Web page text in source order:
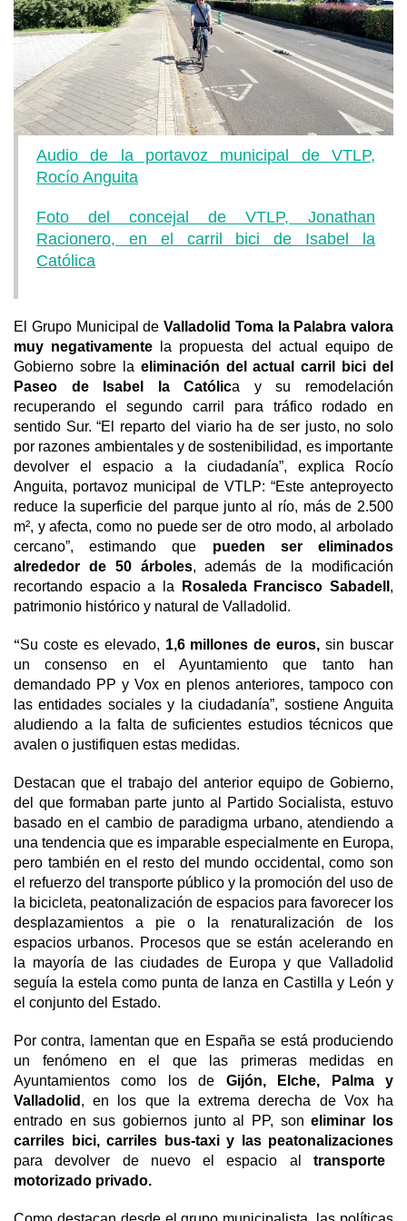
o
k
p
r
Audio de la portavoz municipal de VTLP,
Rocío Anguita
Foto del concejal de VTLP, Jonathan
Racionero, en el carril bici de Isabel la
Católica
El Grupo Municipal de Valladolid Toma la Palabra valora
muy negativamente la propuesta del actual equipo de
Gobierno sobre la eliminación del actual carril bici del
Paseo de Isabel la Católica y su remodelación
recuperando el segundo carril para tráfico rodado en
sentido Sur. “El reparto del viario ha de ser justo, no solo
por razones ambientales y de sostenibilidad, es importante
devolver el espacio a la ciudadanía”, explica Rocío
Anguita, portavoz municipal de VTLP: “Este anteproyecto
reduce la superficie del parque junto al río, más de 2.500
m², y afecta, como no puede ser de otro modo, al arbolado
cercano”, estimando que pueden ser eliminados
alrededor de 50 árboles, además de la modificación
recortando espacio a la
Rosaleda Francisco Sabadell ,
patrimonio histórico y natural de Valladolid.
“Su coste es elevado, 1,6 millones de euros, sin buscar
un consenso en el Ayuntamiento que tanto han
demandado PP y Vox en plenos anteriores, tampoco con
las entidades sociales y la ciudadanía”, sostiene Anguita
aludiendo a la falta de suficientes estudios técnicos que
avalen o justifiquen estas medidas.
Destacan que el trabajo del anterior equipo de Gobierno,
del que formaban parte junto al Partido Socialista, estuvo
basado en el cambio de paradigma urbano, atendiendo a
una tendencia que es imparable especialmente en Europa,
pero también en el resto del mundo occidental, como son
el refuerzo del transporte público y la promoción del uso de
la bicicleta, peatonalización de espacios para favorecer los
desplazamientos a pie o la renaturalización de los
espacios urbanos. Procesos que se están acelerando en
la mayoría de las ciudades de Europa y que Valladolid
seguía la estela como punta de lanza en Castilla y León y
el conjunto del Estado.
Por contra, lamentan que en España se está produciendo
un fenómeno en el que las primeras medidas en
Ayuntamientos como los de Gijón, Elche, Palma y
Valladolid , en los que la extrema derecha de Vox ha
entrado en sus gobiernos junto al PP, soneliminar los
carriles bici, carriles bus-taxi y las peatonalizaciones
para devolver de nuevo el espacio al transporte
motorizado privado.